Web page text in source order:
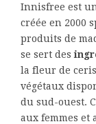
Innisfree est
créée en 2000
produits de
se sert des
la fleur de
végétaux
du sud-ouest.
aux femmes et